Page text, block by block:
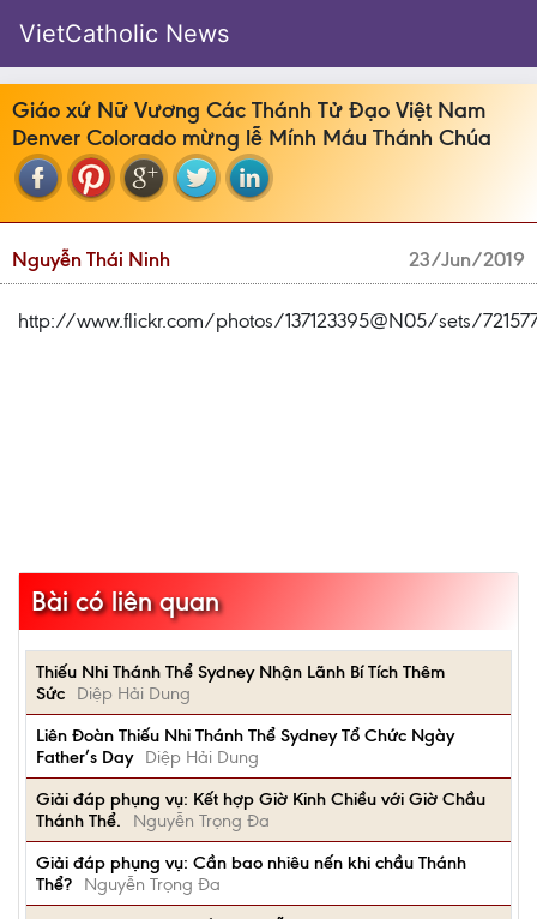
VietCatholic News
Giáo xứ Nữ Vương Các Thánh Tử Đạo Việt Nam
Denver Colorado mừng lễ Mính Máu Thánh Chúa
Nguyễn Thái Ninh 23/Jun/2019
http://www.flickr.com/photos/137123395@N05/sets/
Bài có liên quan
Thiếu Nhi Thánh Thể Sydney Nhận Lãnh Bí Tích Thêm
Sức
Diệp Hải Dung
Liên Đoàn Thiếu Nhi Thánh Thể Sydney Tổ Chức Ngày
Father’s Day
Diệp Hải Dung
Giải đáp phụng vụ: Kết hợp Giờ Kinh Chiều với Giờ Chầu
Thánh Thể.
Nguyễn Trọng Đa
Giải đáp phụng vụ: Cần bao nhiêu nến khi chầu Thánh
Thể?
Nguyễn Trọng Đa